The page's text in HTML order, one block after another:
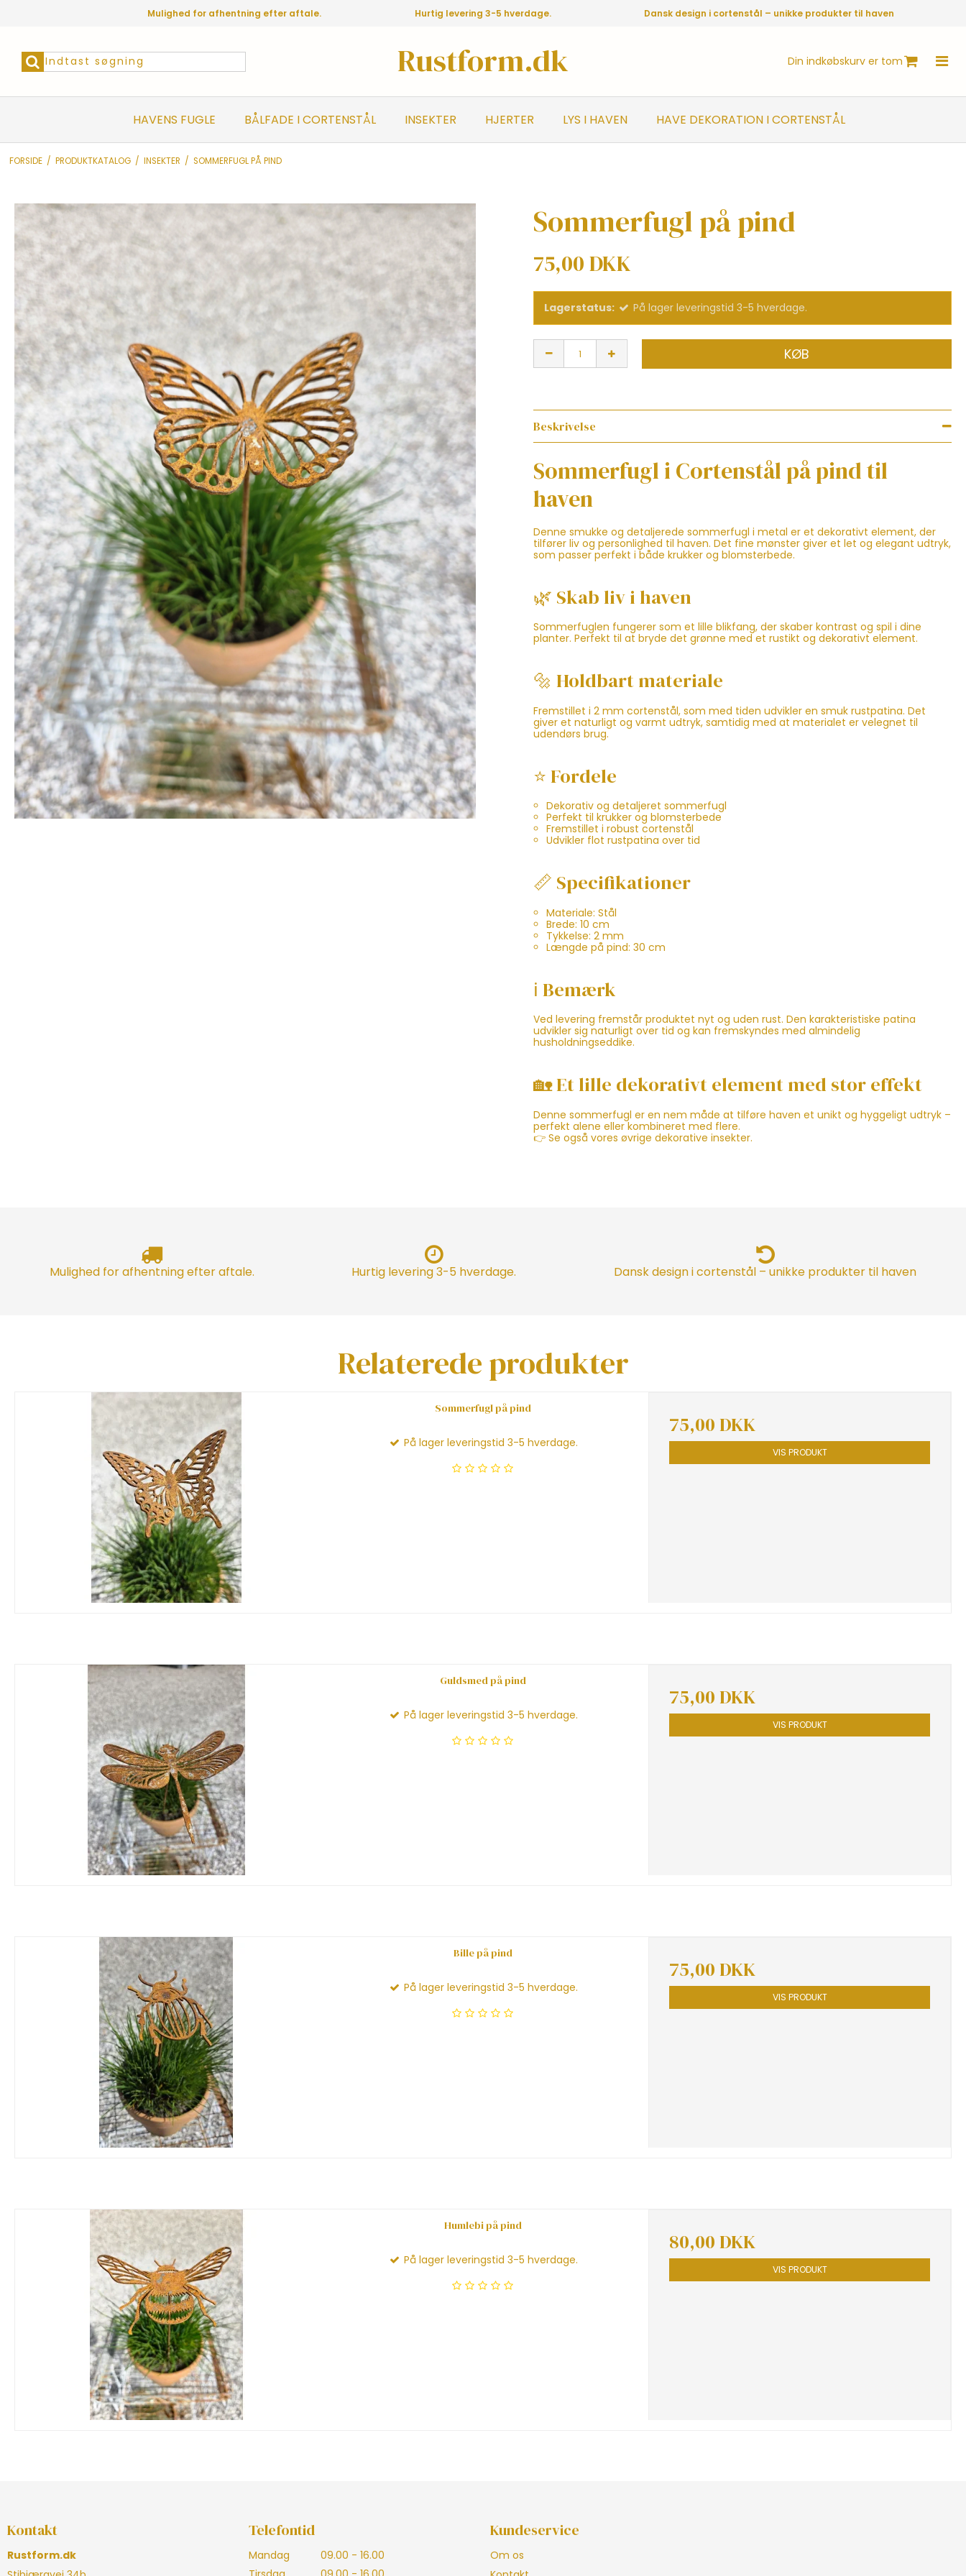
Mulighed for afhentning efter aftale. Hurtig levering 3-5 hverdage. Dansk design i cortenstål – unikke produkter til haven
Rustform.dk Din indkøbskurv er tom
HAVENS FUGLE BÅLFADE I CORTENSTÅL INSEKTER HJERTER LYS I HAVEN HAVE DEKORATION I CORTENSTÅL
FORSIDE / PRODUKTKATALOG / INSEKTER / SOMMERFUGL PÅ PIND
Sommerfugl på pind
75,00 DKK
Lagerstatus: På lager leveringstid 3-5 hverdage.
KØB
Beskrivelse
Sommerfugl i Cortenstål på pind til
haven
Denne smukke og detaljerede sommerfugl i metal er et dekorativt element, der
tilfører liv og personlighed til haven. Det fine mønster giver et let og elegant udtryk,
som passer perfekt i både krukker og blomsterbede.
🌿 Skab liv i haven
Sommerfuglen fungerer som et lille blikfang, der skaber kontrast og spil i dine
planter. Perfekt til at bryde det grønne med et rustikt og dekorativt element.
🔩 Holdbart materiale
Fremstillet i 2 mm cortenstål, som med tiden udvikler en smuk rustpatina. Det
giver et naturligt og varmt udtryk, samtidig med at materialet er velegnet til
udendørs brug.
⭐ Fordele
Dekorativ og detaljeret sommerfugl
Perfekt til krukker og blomsterbede
Fremstillet i robust cortenstål
Udvikler flot rustpatina over tid
📏 Specifikationer
Materiale: Stål
Brede: 10 cm
Tykkelse: 2 mm
Længde på pind: 30 cm
ℹ️ Bemærk
Ved levering fremstår produktet nyt og uden rust. Den karakteristiske patina
udvikler sig naturligt over tid og kan fremskyndes med almindelig
husholdningseddike.
🏡 Et lille dekorativt element med stor effekt
Denne sommerfugl er en nem måde at tilføre haven et unikt og hyggeligt udtryk –
perfekt alene eller kombineret med flere.
👉 Se også vores øvrige dekorative insekter.
Mulighed for afhentning efter aftale. Hurtig levering 3-5 hverdage. Dansk design i cortenstål – unikke produkter til haven
Relaterede produkter
Sommerfugl på pind
På lager leveringstid 3-5 hverdage.
75,00 DKK
VIS PRODUKT
Guldsmed på pind
På lager leveringstid 3-5 hverdage.
75,00 DKK
VIS PRODUKT
Bille på pind
På lager leveringstid 3-5 hverdage.
75,00 DKK
VIS PRODUKT
Humlebi på pind
På lager leveringstid 3-5 hverdage.
80,00 DKK
VIS PRODUKT
Kontakt
Rustform.dk
Telefontid
Mandag
09.00 - 16.00
Kundeservice
Om os